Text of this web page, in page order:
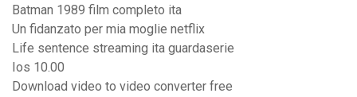
Batman 1989 film completo ita
Un fidanzato per mia moglie netflix
Life sentence streaming ita guardaserie
Ios 10.00
Download video to video converter free